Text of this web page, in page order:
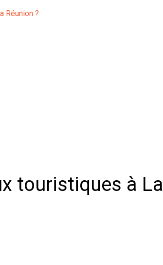
Réunion ?
touristiques à La